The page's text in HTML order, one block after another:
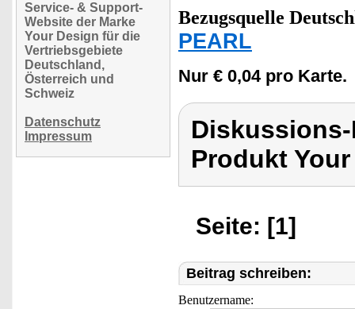
Service- & Support-
Website der Marke
Your Design für die
Vertriebsgebiete
Deutschland,
Österreich und
Schweiz
Datenschutz
Impressum
Bezugsquelle
PEARL
Nur € 0,04 pro Karte.
Produkt
Seite: [1]
Beitrag schreiben:
Benutzername: